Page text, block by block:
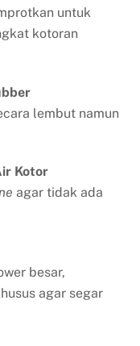
untuk
kotoran
lembut namun
Kotor
agar tidak ada
besar,
agar segar